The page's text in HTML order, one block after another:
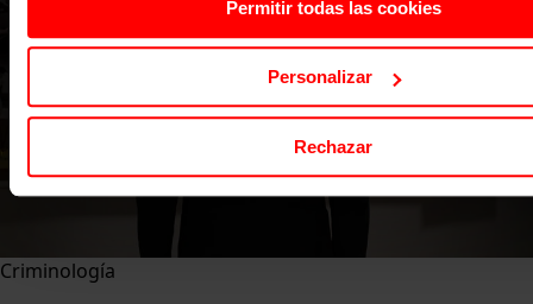
Permitir todas las cookies
Personalizar
Rechazar
Criminología